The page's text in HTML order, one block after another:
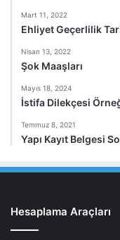
Mart 11, 2022
Ehliyet Geçerlilik
Nisan 13, 2022
Şok Maaşları
Mayıs 18, 2024
İstifa Dilekçesi
Temmuz 8, 2021
Yapı Kayıt Belgesi
Hesaplama Araçları